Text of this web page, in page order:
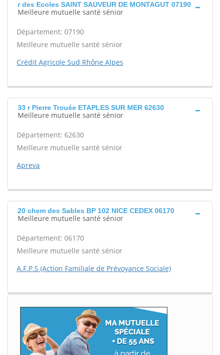
r des Ecoles SAINT SAUVEUR DE MONTAGUT 07190
Meilleure mutuelle santé sénior
Département: 07190
Meilleure mutuelle santé sénior
Crédit Agricole Sud Rhône Alpes
33 r Pierre Trouée ETAPLES SUR MER 62630
Meilleure mutuelle santé sénior
Département: 62630
Meilleure mutuelle santé sénior
Apreva
20 chem des Sables BP 102 NICE CEDEX 06170
Meilleure mutuelle santé sénior
Département: 06170
Meilleure mutuelle santé sénior
A.F.P.S (Action Familiale de Prévoyance Sociale)